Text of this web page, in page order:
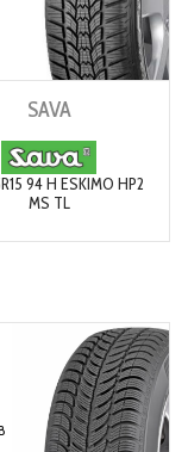
SAVA
94 H ESKIMO HP2
MS TL